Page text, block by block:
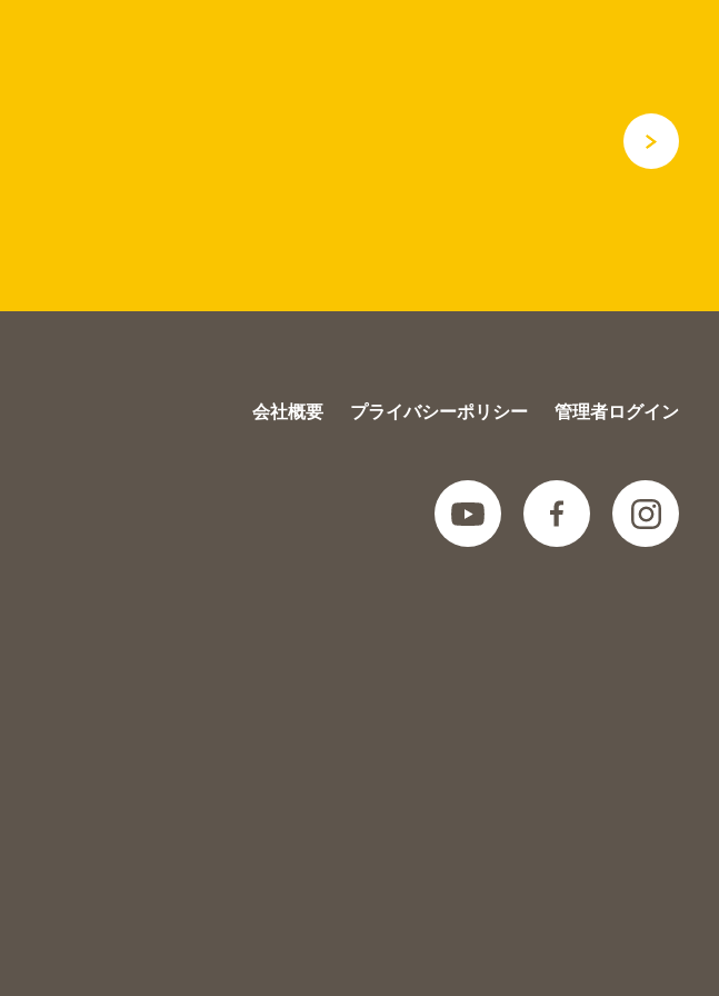
会社概要 プライバシーポリシー 管理者ログイン